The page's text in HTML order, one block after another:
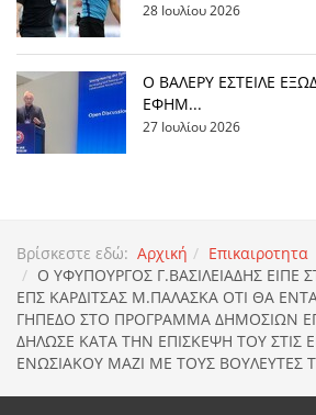
28 Ιουλίου 2026
Ο ΒΑΛΕΡΥ ΕΣΤΕΙΛΕ
ΕΦΗΜ...
27 Ιουλίου 2026
Βρίσκεστε εδώ: Αρχική
Επικαιροτητα
Ο ΥΦΥΠΟΥΡΓΟΣ Γ.ΒΑΣΙΛΕΙΑΔΗΣ ΕΙΠΕ
ΕΠΣ ΚΑΡΔΙΤΣΑΣ Μ.ΠΑΛΑΣΚΑ ΟΤΙ ΘΑ
ΓΗΠΕΔΟ ΣΤΟ ΠΡΟΓΡΑΜΜΑ ΔΗΜΟΣΙΩΝ
ΔΗΛΩΣΕ ΚΑΤΑ ΤΗΝ ΕΠΙΣΚΕΨΗ ΤΟΥ ΣΤΙΣ
ΕΝΩΣΙΑΚΟΥ ΜΑΖΙ ΜΕ ΤΟΥΣ